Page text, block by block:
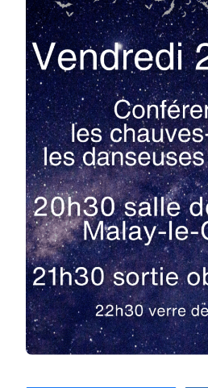
KUPPER